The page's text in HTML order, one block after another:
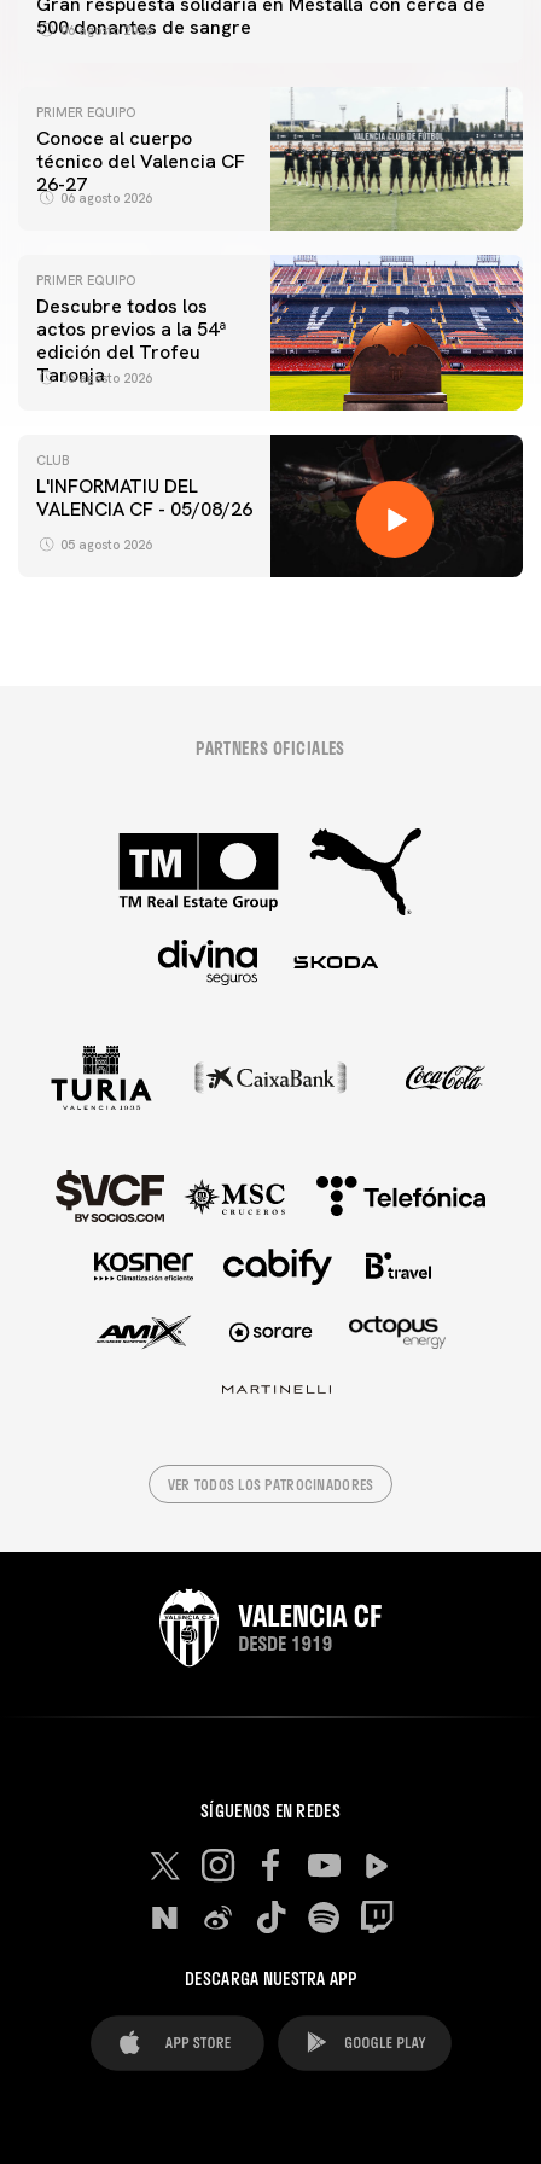
500 donantes de sangre
06 agosto 2026
PRIMER EQUIPO
Conoce al cuerpo
técnico del Valencia CF
26-27
06 agosto 2026
PRIMER EQUIPO
Descubre todos los
actos previos a la 54ª
edición del Trofeu
Taronja
06 agosto 2026
CLUB
L'INFORMATIU DEL
VALENCIA CF - 05/08/26
05 agosto 2026
PARTNERS OFICIALES
VER TODOS LOS PATROCINADORES
SÍGUENOS EN REDES
DESCARGA NUESTRA APP